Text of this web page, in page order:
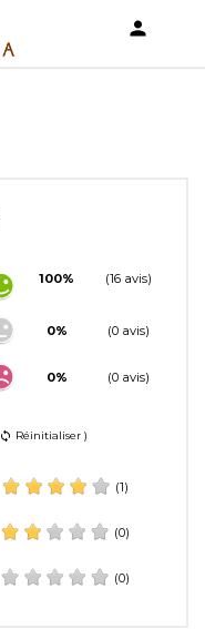

100% (16 avis)
0% (0 avis)
0% (0 avis)
sync Réinitialiser )
(1)
(0)
(0)